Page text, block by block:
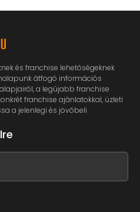
és franchise lehetőségeknek
átfogó információs
a legújabb franchise
franchise ajánlatokkal, üzleti
a jelenlegi és jövőbeli